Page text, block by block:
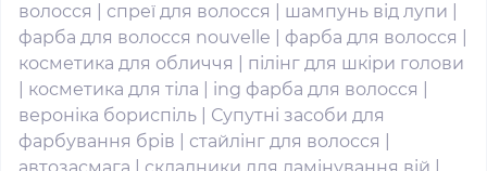
волосся
спреї для волосся шампунь від лупи
фарба для волосся nouvelle
фарба для волосся
косметика для обличчя
пілінг для шкіри голови
косметика для тіла ing фарба для волосся
вероніка бориспіль
Супутні засоби для
фарбування брів
стайлінг для волосся